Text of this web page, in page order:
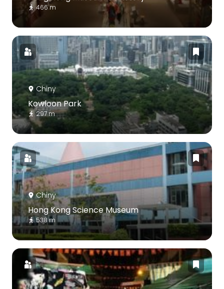
466 m
Chiny
Kowloon Park
297 m
Chiny
Hong Kong Science Museum
538 m